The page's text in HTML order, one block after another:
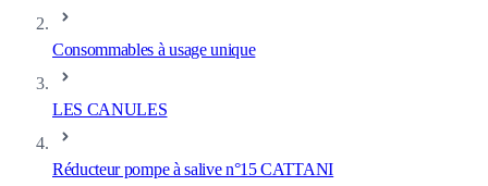
Consommables à usage unique
LES CANULES
Réducteur pompe à salive n°15 CATTANI